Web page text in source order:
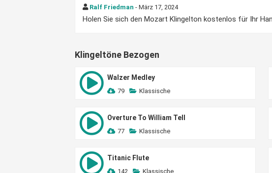
Ralf Friedman - März 17, 2024
Holen Sie sich den Mozart Klingelton kostenlos für Ihr
Klingeltöne Bezogen
Walzer Medley
79 Klassische
Overture To William Tell
77 Klassische
Titanic Flute
142 Klassische